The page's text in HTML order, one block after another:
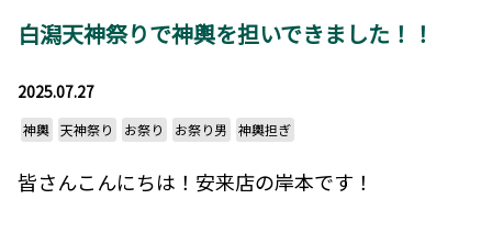
白潟天神祭りで神輿を担いできました！！
2025.07.27
神輿 天神祭り お祭り お祭り男 神輿担ぎ
皆さんこんにちは！安来店の岸本です！